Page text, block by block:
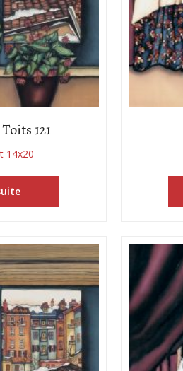
121
14x20